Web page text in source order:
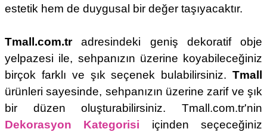
estetik hem de duygusal bir değer taşıyacaktır.
Tmall.com.tradresindeki geniş dekoratif obje
yelpazesi ile, sehpanızın üzerine koyabileceğiniz
birçok farklı ve şık seçenek bulabilirsiniz. Tmall
ürünleri sayesinde, sehpanızın üzerine zarif ve şık
bir düzen oluşturabilirsiniz. Tmall.com.tr'nin
Dekorasyon Kategorisi içinden seçeceğiniz